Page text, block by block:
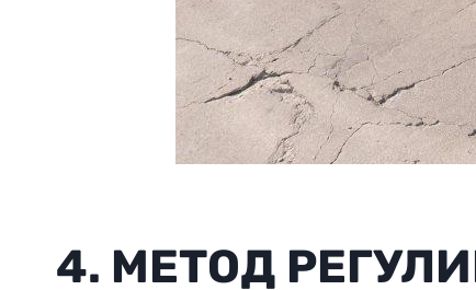
4. МЕТОД